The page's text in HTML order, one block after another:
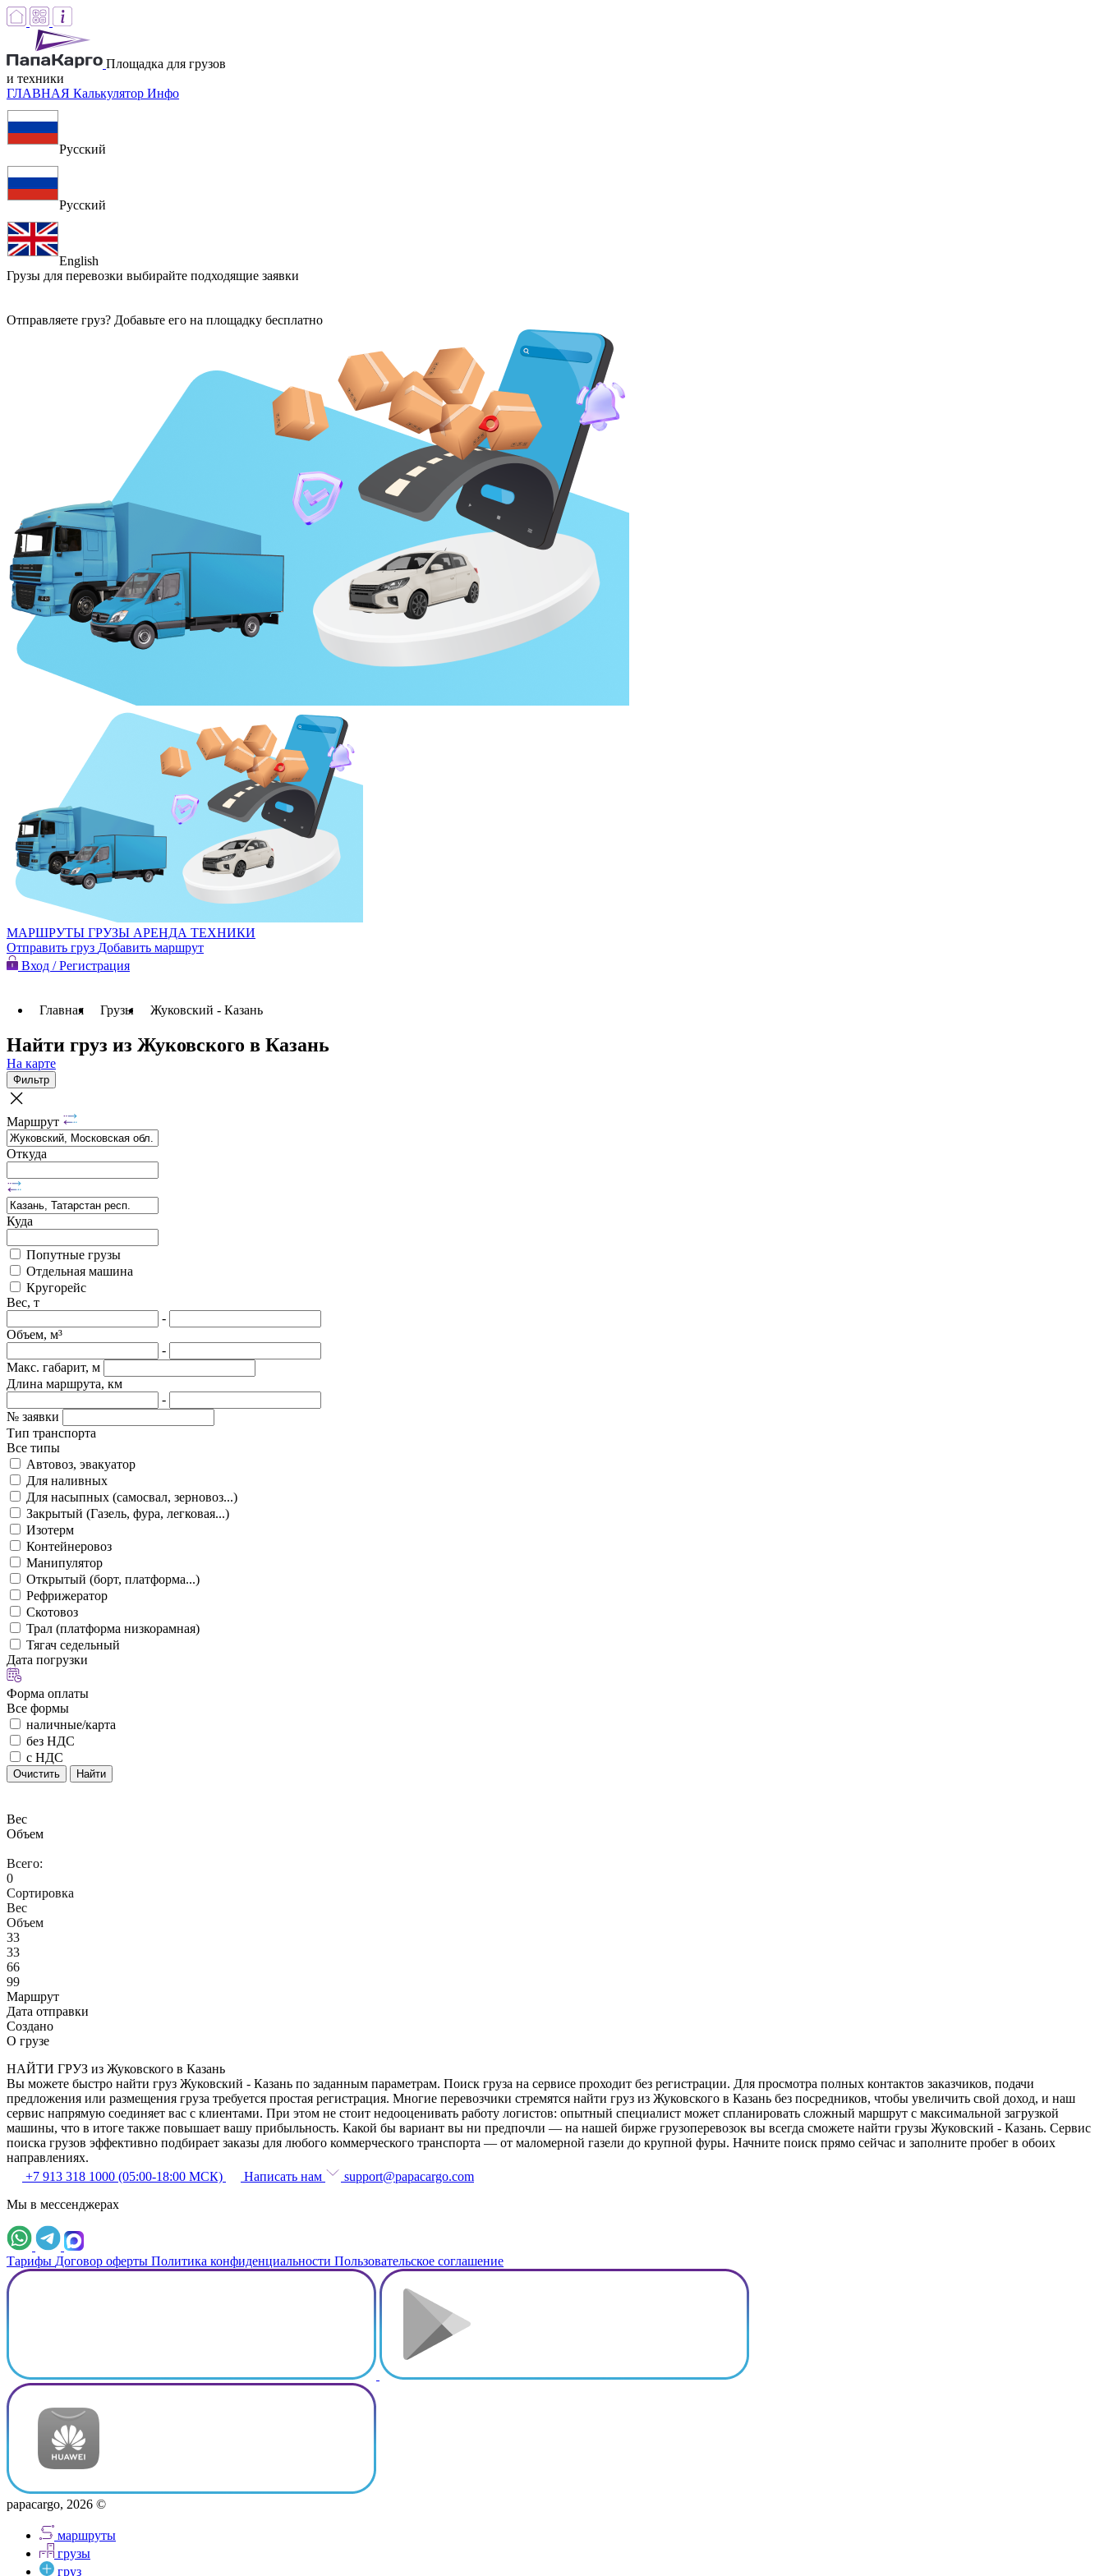
Площадка для грузов
и техники
ГЛАВНАЯ Калькулятор Инфо
Русский
Русский
English
Грузы для перевозки выбирайте подходящие заявки
Отправляете груз? Добавьте его на площадку бесплатно
МАРШРУТЫ ГРУЗЫ АРЕНДА ТЕХНИКИ
Отправить груз Добавить маршрут
Вход / Регистрация
Главная Грузы Жуковский - Казань
Найти груз из Жуковского в Казань
На карте
Фильтр
Маршрут
Откуда
Куда
Попутные грузы
Отдельная машина
Кругорейс
Вес, т
-
Объем, м³
-
Макс. габарит, м
Длина маршрута, км
-
№ заявки
Тип транспорта
Все типы
Автовоз, эвакуатор
Для наливных
Для насыпных (самосвал, зерновоз...)
Закрытый (Газель, фура, легковая...)
Изотерм
Контейнеровоз
Манипулятор
Открытый (борт, платформа...)
Рефрижератор
Скотовоз
Трал (платформа низкорамная)
Тягач седельный
Дата погрузки
Форма оплаты
Все формы
наличные/карта
без НДС
с НДС
Очистить Найти
Вес
Объем
Всего:
0
Сортировка
Вес
Объем
33
33
66
99
Маршрут
Дата отправки
Создано
О грузе
НАЙТИ ГРУЗ из Жуковского в Казань
Вы можете быстро найти груз Жуковский - Казань по заданным параметрам. Поиск груза на сервисе проходит без регистрации. Для просмотра полных контактов заказчиков, подачи
предложения или размещения груза требуется простая регистрация. Многие перевозчики стремятся найти груз из Жуковского в Казань без посредников, чтобы увеличить свой доход, и наш
сервис напрямую соединяет вас с клиентами. При этом не стоит недооценивать работу логистов: опытный специалист может спланировать сложный маршрут с максимальной загрузкой
машины, что в итоге также повышает вашу прибыльность. Какой бы вариант вы ни предпочли — на нашей бирже грузоперевозок вы всегда сможете найти грузы Жуковский - Казань. Сервис
поиска грузов эффективно подбирает заказы для любого коммерческого транспорта — от маломерной газели до крупной фуры. Начните поиск прямо сейчас и заполните пробег в обоих
направлениях.
+7 913 318 1000 (05:00-18:00 МСК)
Написать нам
support@papacargo.com
Мы в мессенджерах
Тарифы Договор оферты Политика конфиденциальности Пользовательское соглашение
papacargo, 2026 ©
маршруты
грузы
груз